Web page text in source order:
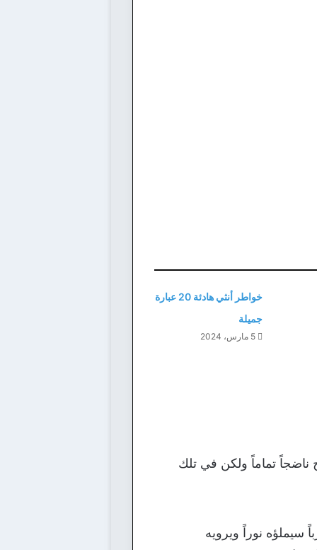
خواطر أنثي هادئة 20 عبارة
جميلة
5 مارس، 2024
تماماً ولكن في تلك
سيملؤه نوراً ويرويه